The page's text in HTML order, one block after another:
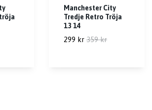
Manchester City
Tredje Retro Tröja
13 14
299 kr 359 kr